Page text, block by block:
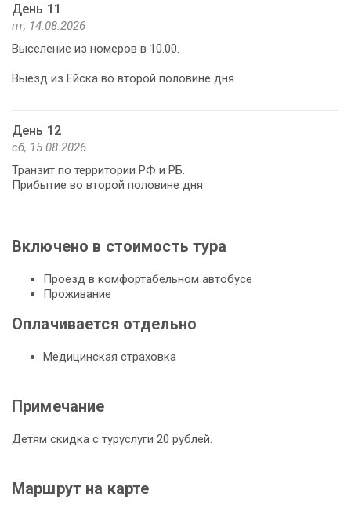
День 11
пт, 14.08.2026
Выселение из номеров в 10.00.
Выезд из Ейска во второй половине дня.
День 12
сб, 15.08.2026
Транзит по территории РФ и РБ.
Прибытие во второй половине дня
Включено в стоимость тура
Проезд в комфортабельном автобусе
Проживание
Оплачивается отдельно
Медицинская страховка
Примечание
Детям скидка с туруслуги 20 рублей.
Маршрут на карте